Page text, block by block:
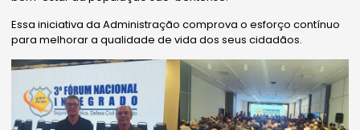
Essa iniciativa da Administração comprova o esforço contínuo
para melhorar a qualidade de vida dos seus cidadãos.